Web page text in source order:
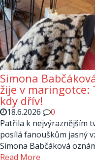
Simona
žije v maringotce:
kdy dřív!
18.6.2026
0
Patřila k nejvýraznějším
posílá fanouškům jasný
Simona Babčáková
Read More